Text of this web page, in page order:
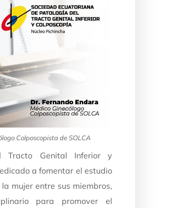
Colposcopista de SOLCA
Tracto Genital Inferior y
a fomentar el estudio
mujer entre sus miembros,
para promover el